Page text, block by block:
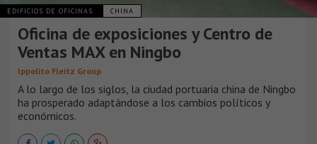
EDIFICIOS DE OFICINAS CHINA
Oficina de exposiciones y Centro de
Ventas MAX en Ningbo
Ippolito Fleitz Group
A lo largo de los siglos, la ciudad portuaria china de Ningbo
ha prosperado adaptándose a los cambios políticos y
económicos.